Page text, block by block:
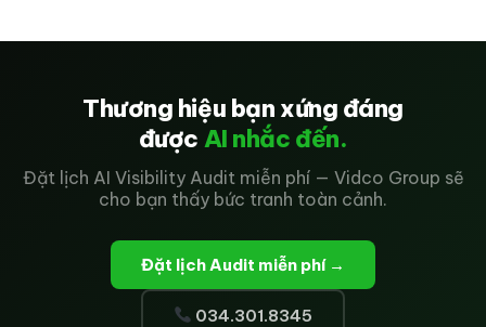
Thương hiệu bạn xứng đáng
được AI nhắc đến.
Đặt lịch AI Visibility Audit miễn phí — Vidco Group sẽ
cho bạn thấy bức tranh toàn cảnh.
Đặt lịch Audit miễn phí →
034.301.8345